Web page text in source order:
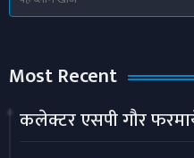
Most Recent
कलेक्टर एसपी गौर